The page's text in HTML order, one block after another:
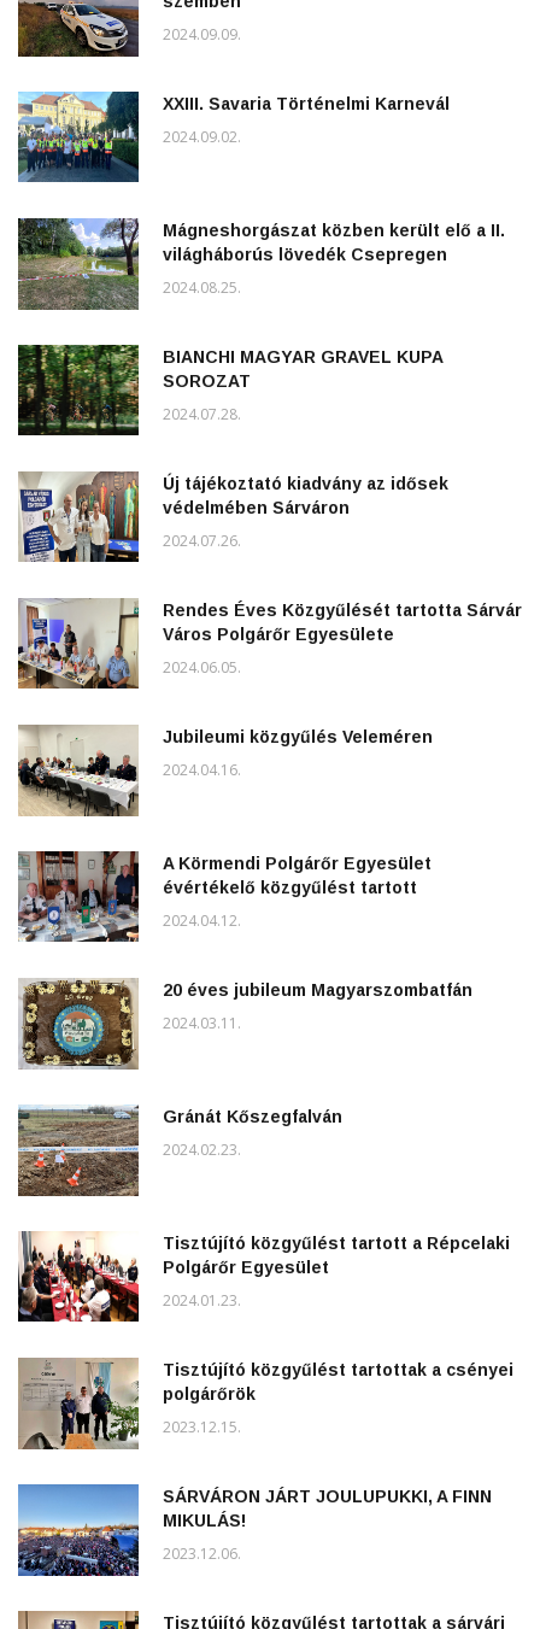
2024.09.09.
XXIII. Savaria Történelmi Karnevál
2024.09.02.
Mágneshorgászat közben került elő a II.
világháborús lövedék Csepregen
2024.08.25.
BIANCHI MAGYAR GRAVEL KUPA
SOROZAT
2024.07.28.
Új tájékoztató kiadvány az idősek
védelmében Sárváron
2024.07.26.
Rendes Éves Közgyűlését tartotta Sárvár
Város Polgárőr Egyesülete
2024.06.05.
Jubileumi közgyűlés Veleméren
2024.04.16.
A Körmendi Polgárőr Egyesület
évértékelő közgyűlést tartott
2024.04.12.
20 éves jubileum Magyarszombatfán
2024.03.11.
Gránát Kőszegfalván
2024.02.23.
Tisztújító közgyűlést tartott a Répcelaki
Polgárőr Egyesület
2024.01.23.
Tisztújító közgyűlést tartottak a csényei
polgárőrök
2023.12.15.
SÁRVÁRON JÁRT JOULUPUKKI, A FINN
MIKULÁS!
2023.12.06.
Tisztújító közgyűlést tartottak a sárvári